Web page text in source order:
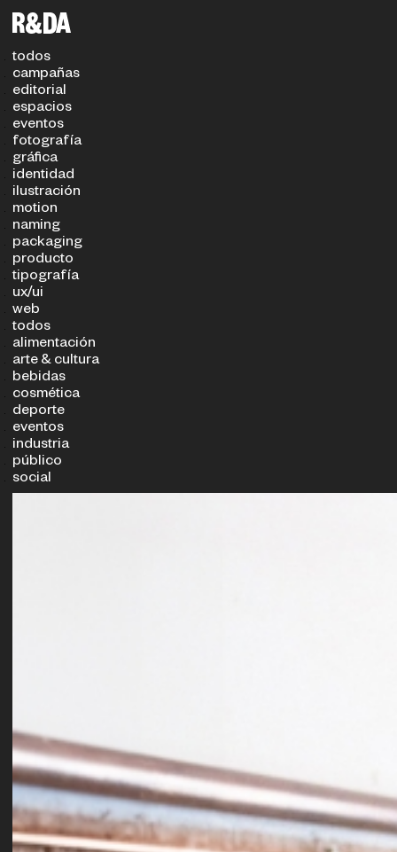
TIPO DE PROYECTO
todos
campañas
editorial
espacios
eventos
fotografía
gráfica
identidad
ilustración
motion
naming
packaging
producto
tipografía
ux/ui
web
todos
alimentación
arte & cultura
bebidas
cosmética
deporte
eventos
industria
público
social